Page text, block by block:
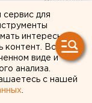
для
интересы
контент. Вся
виде и
анализа.
с нашей